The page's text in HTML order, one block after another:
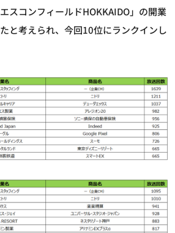
スコンフィールドHOKKAIDO」の開業
と考えられ、今回10位にランクインし